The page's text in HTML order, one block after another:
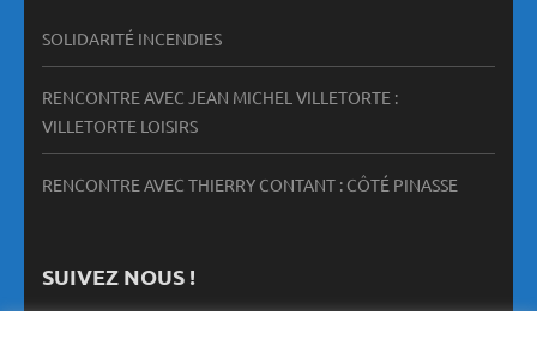
SOLIDARITÉ INCENDIES
RENCONTRE AVEC JEAN MICHEL VILLETORTE :
VILLETORTE LOISIRS
RENCONTRE AVEC THIERRY CONTANT : CÔTÉ PINASSE
SUIVEZ NOUS !